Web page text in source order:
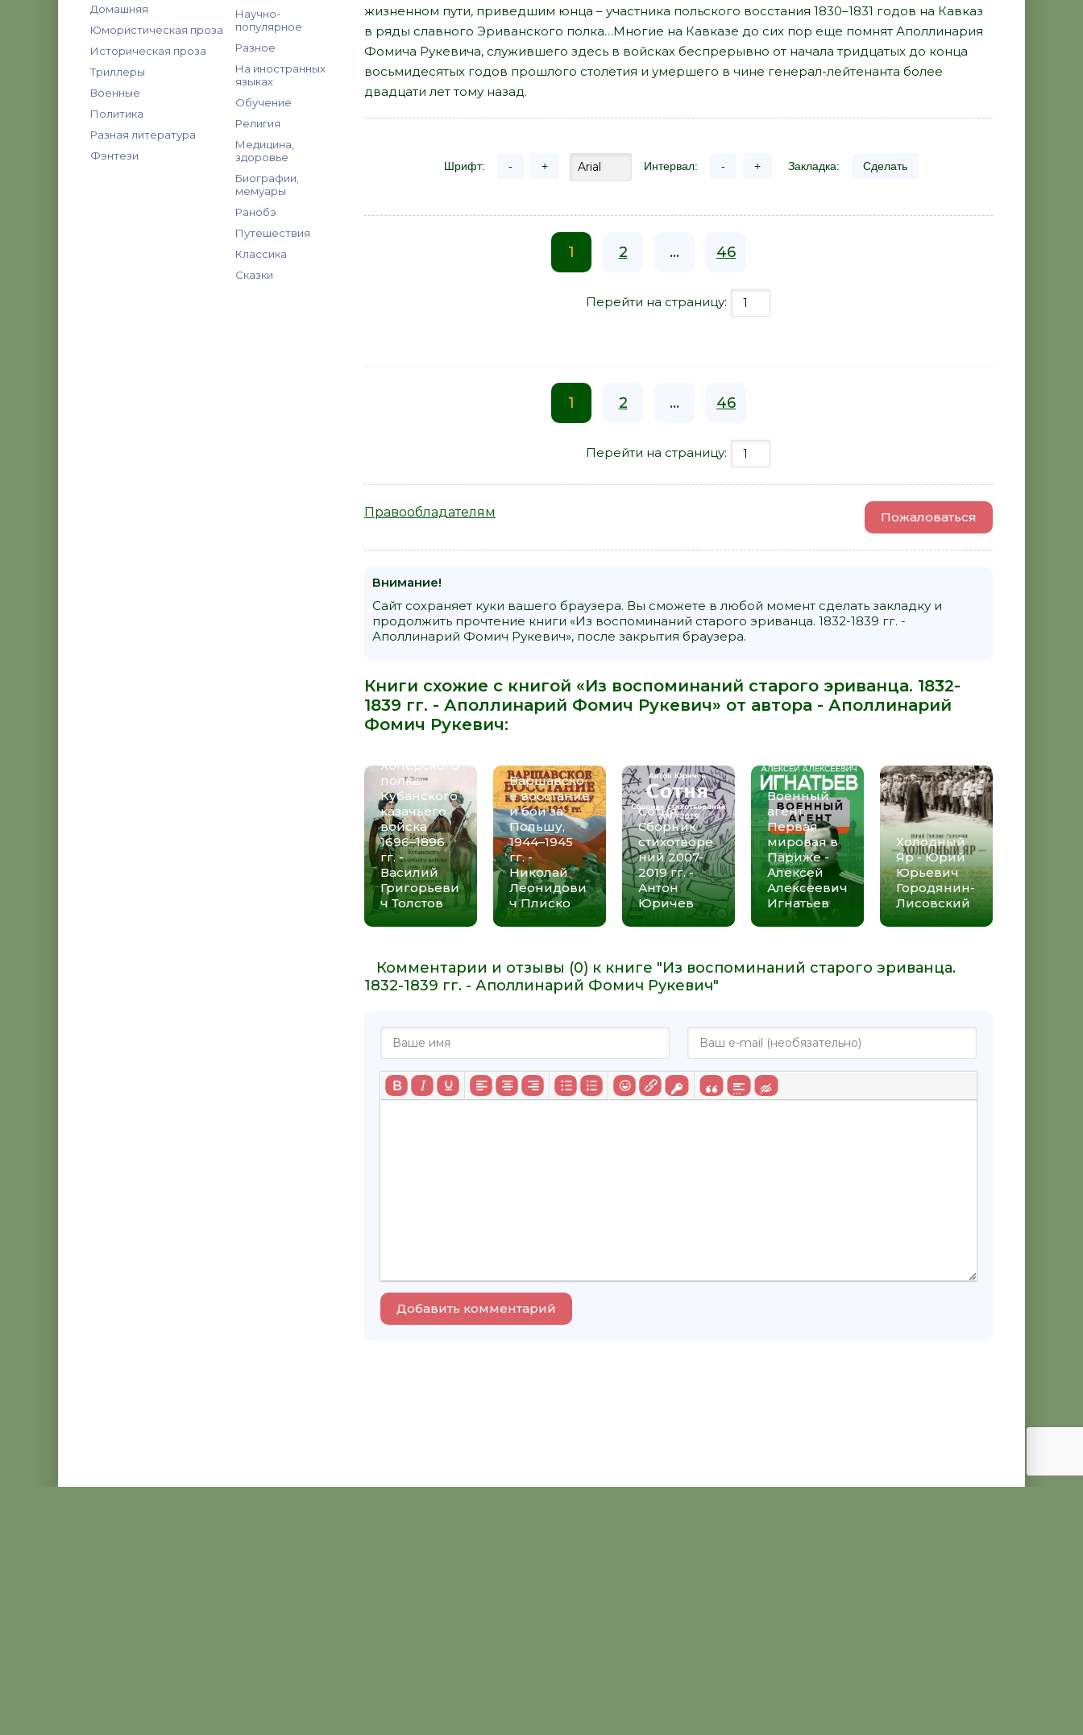
Домашняя
Юмористическая проза
Историческая проза
Триллеры
Военные
Политика
Разная литература
Фэнтези
Научно-
популярное
Разное
На иностранных
языках
Обучение
Религия
Медицина,
здоровье
Биографии,
мемуары
Ранобэ
Путешествия
Классика
Сказки
жизненном пути, приведшим юнца – участника польского восстания 1830–1831 годов на Кавказ
в ряды славного Эриванского полка…Многие на Кавказе до сих пор еще помнят Аполлинария
Фомича Рукевича, служившего здесь в войсках беспрерывно от начала тридцатых до конца
восьмидесятых годов прошлого столетия и умершего в чине генерал-лейтенанта более
двадцати лет тому назад.
Шрифт: - + Интервал: - + Закладка: Сделать
1 2 ... 46
Перейти на страницу:
1 2 ... 46
Перейти на страницу:
Правообладателям Пожаловаться
Внимание!
Сайт сохраняет куки вашего браузера. Вы сможете в любой момент сделать закладку и
продолжить прочтение книги «Из воспоминаний старого эриванца. 1832-1839 гг. -
Аполлинарий Фомич Рукевич», после закрытия браузера.
Книги схожие с книгой «Из воспоминаний старого эриванца. 1832-
1839 гг. - Аполлинарий Фомич Рукевич» от автора - Аполлинарий
Фомич Рукевич:
Хоперского
полка
Кубанского
казачьего
войска
1696–1896
гг. -
Василий
Григорьеви
ч Толстов
Варшавско
е восстание
и бои за
Польшу,
1944–1945
гг. -
Николай
Леонидови
ч Плиско
Сотня.
Сборник
стихотворе
ний 2007-
2019 гг. -
Антон
Юричев
Военный
агент.
Первая
мировая в
Париже -
Алексей
Алексеевич
Игнатьев
Холодный
Яр - Юрий
Юрьевич
Городянин-
Лисовский
Комментарии и отзывы (0) к книге "Из воспоминаний старого эриванца.
1832-1839 гг. - Аполлинарий Фомич Рукевич"
Добавить комментарий